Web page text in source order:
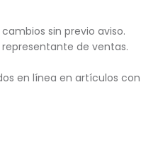
sin previo aviso.
de ventas.
en línea en artículos con